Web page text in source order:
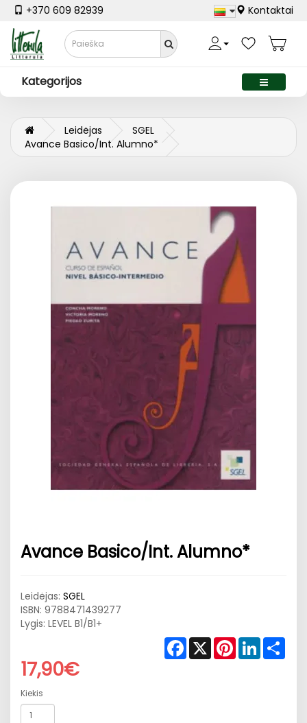
+370 609 82939 Kontaktai
Kategorijos
Leidėjas
SGEL
Avance Basico/Int. Alumno*
Avance Basico/Int. Alumno*
Leidėjas: SGEL
ISBN: 9788471439277
Lygis: LEVEL B1/B1+
Facebook
X PinterestLinkedIn
17,90€
Kiekis